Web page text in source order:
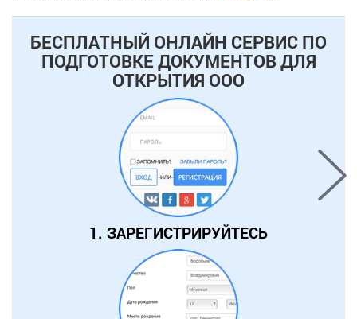
БЕСПЛАТНЫЙ ОНЛАЙН СЕРВИС ПО
ПОДГОТОВКЕ ДОКУМЕНТОВДЛЯ
ОТКРЫТИЯ ООО
1. ЗАРЕГИСТРИРУЙТЕСЬ